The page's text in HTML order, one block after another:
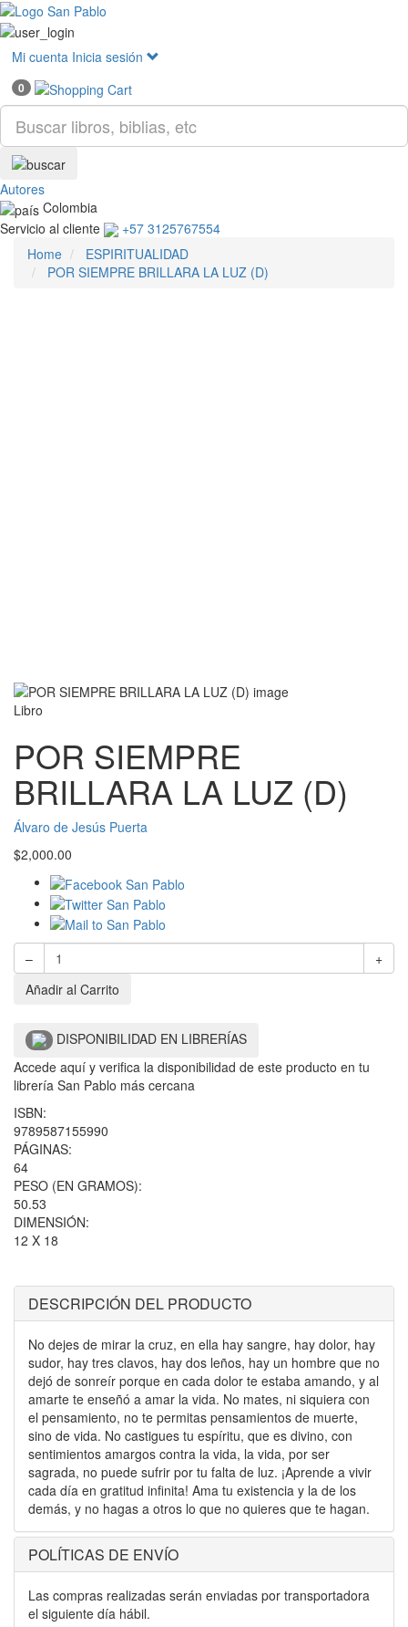
Mi cuenta Inicia sesión
0
Autores
Colombia
Servicio al cliente
+57 3125767554
Home
ESPIRITUALIDAD
POR SIEMPRE BRILLARA LA LUZ (D)
Libro
POR SIEMPRE
BRILLARA LA LUZ (D)
Álvaro de Jesús Puerta
$2,000.00
–
+
Añadir al Carrito
DISPONIBILIDAD EN LIBRERÍAS
Accede aquí y verifica la disponibilidad de este producto en tu
librería San Pablo más cercana
ISBN:
9789587155990
PÁGINAS:
64
PESO (EN GRAMOS):
50.53
DIMENSIÓN:
12 X 18
DESCRIPCIÓN DEL PRODUCTO
No dejes de mirar la cruz, en ella hay sangre, hay dolor, hay
sudor, hay tres clavos, hay dos leños, hay un hombre que no
dejó de sonreír porque en cada dolor te estaba amando, y al
amarte te enseñó a amar la vida. No mates, ni siquiera con
el pensamiento, no te permitas pensamientos de muerte,
sino de vida. No castigues tu espíritu, que es divino, con
sentimientos amargos contra la vida, la vida, por ser
sagrada, no puede sufrir por tu falta de luz. ¡Aprende a vivir
cada día en gratitud infinita! Ama tu existencia y la de los
demás, y no hagas a otros lo que no quieres que te hagan.
POLÍTICAS DE ENVÍO
Las compras realizadas serán enviadas por transportadora
el siguiente día hábil.